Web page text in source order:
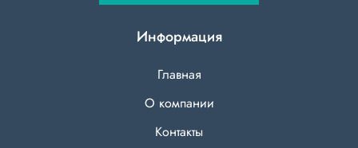
Информация
Главная
О компании
Контакты